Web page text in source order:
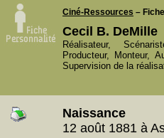
Ciné-Ressources –
Cecil B. DeMille
Réalisateur,
Producteur, Monteur,
Supervision de la
Naissance
12 août 1881 à